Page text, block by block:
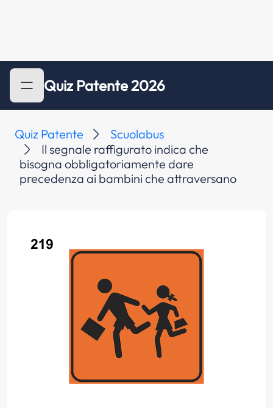
Quiz Patente 2026
Quiz Patente
Scuolabus
Il segnale raffigurato indica che
bisogna obbligatoriamente dare
precedenza ai bambini che attraversano